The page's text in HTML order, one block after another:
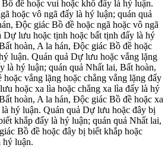
đề hoặc vui hoặc khổ đấy là hý luận.
hoặc vô ngã đấy là hý luận; quán quả
Độc giác Bồ đề hoặc ngã hoặc vô ngã
Dự lưu hoặc tịnh hoặc bất tịnh đấy là hý
hoàn, A la hán, Độc giác Bồ đề hoặc
luận. Quán quả Dự lưu hoặc vắng lặng
là hý luận; quán quả Nhất lai, Bất hoàn,
vắng lặng hoặc chẳng vắng lặng đấy
hoặc xa lìa hoặc chẳng xa lìa đấy là hý
hoàn, A la hán, Độc giác Bồ đề hoặc xa
hý luận. Quán quả Dự lưu hoặc đây bị
khắp đấy là hý luận; quán quả Nhất lai,
Bồ đề hoặc đây bị biết khắp hoặc
hý luận.